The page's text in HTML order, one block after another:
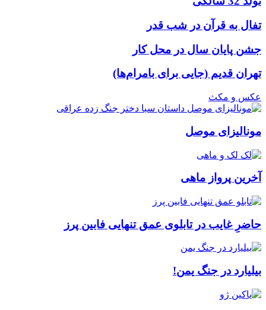
تفال به قرآن در شب قدر
جشن پایان سال در محل کار
تهران قدیم (جایی برای بامرام‌ها)
عکس و مکث
مونالیزای موصل
آخرین پرواز ماهی
حاضرِ غایب در تابلوی عمق تنهایی فابین پرز
بیلیارد در جنگ یمن!